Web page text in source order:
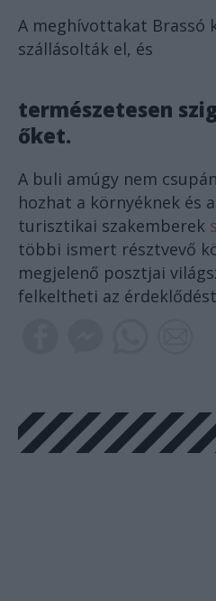
A meghívottakat Brassó
szállásolták el, és
természetesen
őket.
A buli amúgy nem
hozhat a környéknek és
turisztikai szakemberek
többi ismert résztvevő
megjelenő posztjai
felkeltheti az